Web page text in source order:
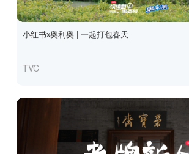
小红书x奥利奥 | 一起打包春天
TVC